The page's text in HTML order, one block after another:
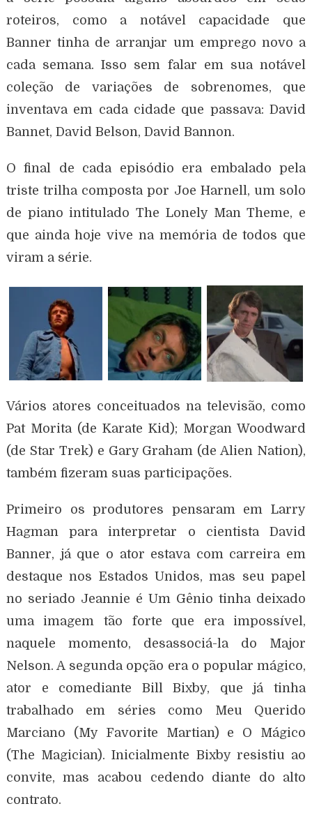
roteiros, como a notável capacidade que
Banner tinha de arranjar um emprego novo a
cada semana. Isso sem falar em sua notável
coleção de variações de sobrenomes, que
inventava em cada cidade que passava: David
Bannet, David Belson, David Bannon.
O final de cada episódio era embalado pela
triste trilha composta por Joe Harnell, um solo
de piano intitulado The Lonely Man Theme, e
que ainda hoje vive na memória de todos que
viram a série.
Vários atores conceituados na televisão, como
Pat Morita (de Karate Kid); Morgan Woodward
(de Star Trek) e Gary Graham (de Alien Nation),
também fizeram suas participações.
Primeiro os produtores pensaram em Larry
Hagman para interpretar o cientista David
Banner, já que o ator estava com carreira em
destaque nos Estados Unidos, mas seu papel
no seriado Jeannie é Um Gênio tinha deixado
uma imagem tão forte que era impossível,
naquele momento, desassociá-la do Major
Nelson. A segunda opção era o popular mágico,
ator e comediante Bill Bixby, que já tinha
trabalhado em séries como Meu Querido
Marciano (My Favorite Martian) e O Mágico
(The Magician). Inicialmente Bixby resistiu ao
convite, mas acabou cedendo diante do alto
contrato.